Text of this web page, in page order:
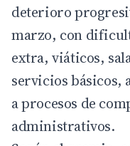
deterioro
marzo, con
extra, viáticos,
servicios básicos,
a procesos de
administrativos.